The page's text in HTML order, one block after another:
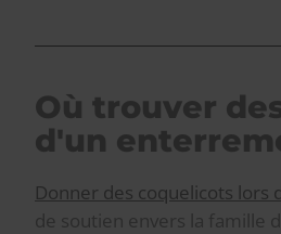
Où trouver
d'un
Donner des coquelicots
de soutien envers la famille